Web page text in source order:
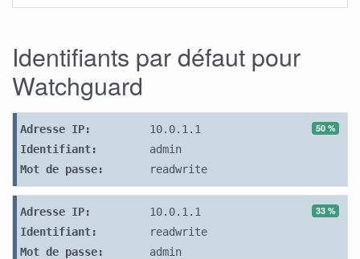
Identifiants par défaut pour
Watchguard
50 %
Adresse IP:
10.0.1.1
Identifiant:
admin
Mot de passe:
readwrite
33 %
Adresse IP:
10.0.1.1
Identifiant:
readwrite
Mot de passe:
admin